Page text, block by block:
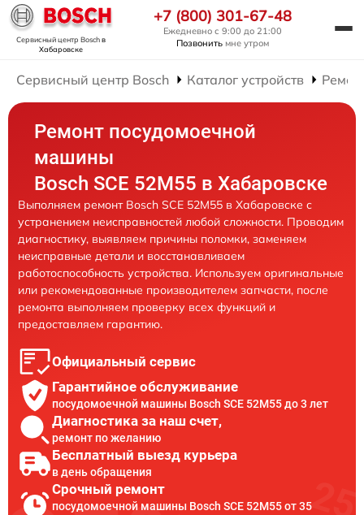
Сервисный центр Boschв
Хабаровске
+7 (800) 301-67-48
Ежедневно с 9:00 до 21:00
Позвонить мне утром
Сервисный центр Bosch Каталог устройств
Ремонт посудомоечной
машины
Bosch SCE 52M55 в Хабаровске
Выполняем ремонт Bosch SCE 52M55 в Хабаровске с
устранением неисправностей любой сложности. Проводим
диагностику, выявляем причины поломки, заменяем
неисправные детали и восстанавливаем
работоспособность устройства. Используем оригинальные
или рекомендованные производителем запчасти, после
ремонта выполняем проверку всех функций и
предоставляем гарантию.
Официальный сервис
Гарантийное обслуживание
посудомоечной машины Bosch SCE 52M55 до 3 лет
Диагностика за наш счет,
ремонт по желанию
Бесплатный выезд курьера
в день обращения
Срочный ремонт
посудомоечной машины Bosch SCE 52M55 от 35